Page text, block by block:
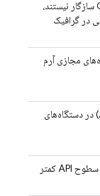
۱۰۰٪ با APIهای OpenGL/Vulkan سازگار نیستند،
در گرافیک
مجازی آرم
آزمایش قابلیت واقعیت افزوده (AR) در دستگاه‌های
آرم از سطوح API کمتر